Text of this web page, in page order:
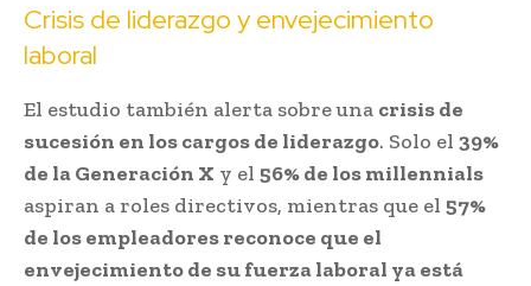
Crisis de liderazgo y envejecimiento
laboral
El estudio también alerta sobre una crisis de
sucesión en los cargos de liderazgo. Solo el 39%
de la Generación X y el 56% de los millennials
aspiran a roles directivos, mientras que el 57%
de los empleadores reconoce que el
envejecimiento de su fuerza laboral ya está